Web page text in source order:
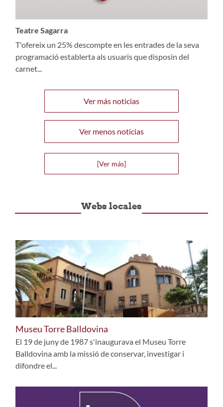
Teatre Sagarra
T'ofereix un 25% descompte en les entrades de la seva
programació establerta als usuaris que disposin del
carnet...
Ver más noticias
Ver menos noticias
[Ver más]
Webs locales
Museu Torre Balldovina
El 19 de juny de 1987 s'inaugurava el Museu Torre
Balldovina amb la missió de conservar, investigar i
difondre el...